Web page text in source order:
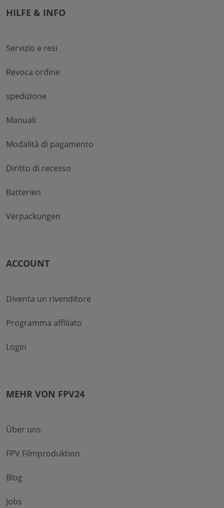
HILFE & INFO
Servizio e resi
Revoca ordine
spedizione
Manuali
Modalità di pagamento
Diritto di recesso
Batterien
Verpackungen
ACCOUNT
Diventa un rivenditore
Programma affiliato
Login
MEHR VON FPV24
Über uns
FPV Filmproduktion
Blog
Jobs